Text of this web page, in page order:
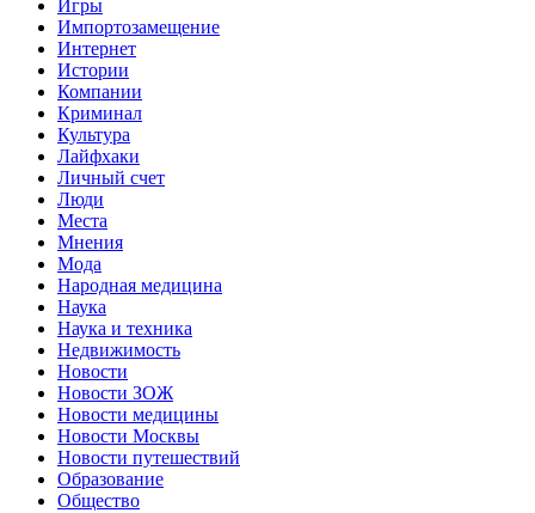
Игры
Импортозамещение
Интернет
Истории
Компании
Криминал
Культура
Лайфхаки
Личный счет
Люди
Места
Мнения
Мода
Народная медицина
Наука
Наука и техника
Недвижимость
Новости
Новости ЗОЖ
Новости медицины
Новости Москвы
Новости путешествий
Образование
Общество